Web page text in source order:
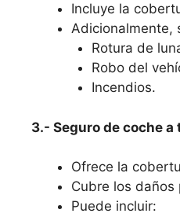
Incluye la
Adicionalmente,
Rotura de
Robo del
Incendios.
3.- Seguro de coche a
Ofrece la
Cubre los
Puede incluir: